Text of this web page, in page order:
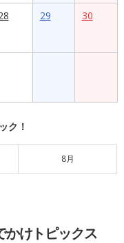
29 30
ク！
8月
かけトピックス